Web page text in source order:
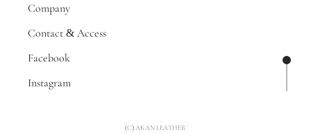
ペー
Company
Contact & Access
Facebook
Instagram
(C) AKAN LEATHER